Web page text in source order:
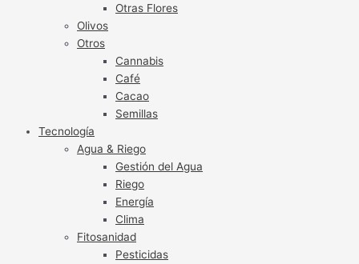
Otras Flores
Olivos
Otros
Cannabis
Café
Cacao
Semillas
Tecnología
Agua & Riego
Gestión del Agua
Riego
Energía
Clima
Fitosanidad
Pesticidas